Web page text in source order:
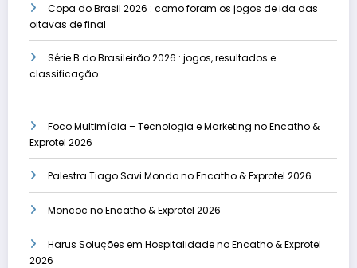
Copa do Brasil 2026 : como foram os jogos de ida das
oitavas de final
Série B do Brasileirão 2026 : jogos, resultados e
classificação
Foco Multimídia – Tecnologia e Marketing no Encatho &
Exprotel 2026
Palestra Tiago Savi Mondo no Encatho & Exprotel 2026
Moncoc no Encatho & Exprotel 2026
Harus Soluções em Hospitalidade no Encatho & Exprotel
2026